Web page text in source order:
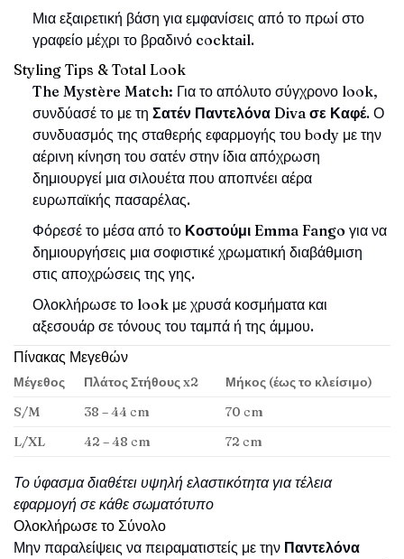
Μια εξαιρετική βάση για εμφανίσεις από το πρωί στο
γραφείο μέχρι το βραδινό cocktail.
Styling Tips & Total Look
The Mystère Match: Για το απόλυτο σύγχρονο look,
συνδύασέ το με τη Σατέν Παντελόνα Diva σε Καφέ. Ο
συνδυασμός της σταθερής εφαρμογής του body με την
αέρινη κίνηση του σατέν στην ίδια απόχρωση
δημιουργεί μια σιλουέτα που αποπνέει αέρα
ευρωπαϊκής πασαρέλας.
Φόρεσέ το μέσα από το Κοστούμι Emma Fangoγια να
δημιουργήσεις μια σοφιστικέ χρωματική διαβάθμιση
στις αποχρώσεις της γης.
Ολοκλήρωσε το look με χρυσά κοσμήματα και
αξεσουάρ σε τόνους του ταμπά ή της άμμου.
Πίνακας Μεγεθών
Μέγεθος Πλάτος Στήθους x2
Μήκος (έως το κλείσιμο)
S/M
38 – 44 cm
70 cm
L/XL
42 – 48 cm 72 cm
Το ύφασμα διαθέτει υψηλή ελαστικότητα για τέλεια
εφαρμογή σε κάθε σωματότυπο
Ολοκλήρωσε το Σύνολο
Μην παραλείψεις να πειραματιστείς με την Παντελόνα